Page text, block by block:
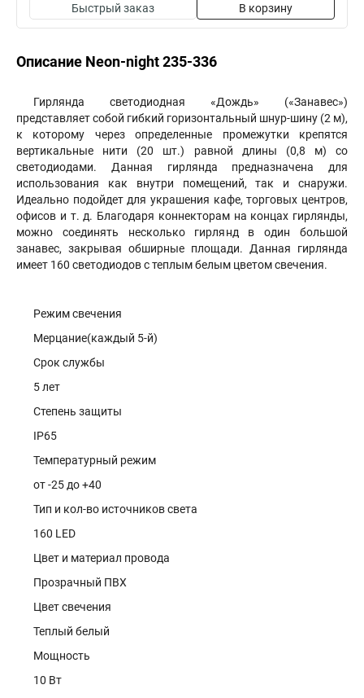
Быстрый заказ В корзину
Описание Neon-night 235-336
Гирлянда светодиодная «Дождь» («Занавес»)
представляет собой гибкий горизонтальный шнур-шину (2 м),
к которому через определенные промежутки крепятся
вертикальные нити (20 шт.) равной длины (0,8 м) со
светодиодами. Данная гирлянда предназначена для
использования как внутри помещений, так и снаружи.
Идеально подойдет для украшения кафе, торговых центров,
офисов и т. д. Благодаря коннекторам на концах гирлянды,
можно соединять несколько гирлянд в один большой
занавес, закрывая обширные площади. Данная гирлянда
имеет 160 светодиодов с теплым белым цветом свечения.
Режим свечения
Мерцание(каждый 5-й)
Срок службы
5 лет
Степень защиты
IP65
Температурный режим
от -25 до +40
Тип и кол-во источников света
160 LED
Цвет и материал провода
Прозрачный ПВХ
Цвет свечения
Теплый белый
Мощность
10 Вт